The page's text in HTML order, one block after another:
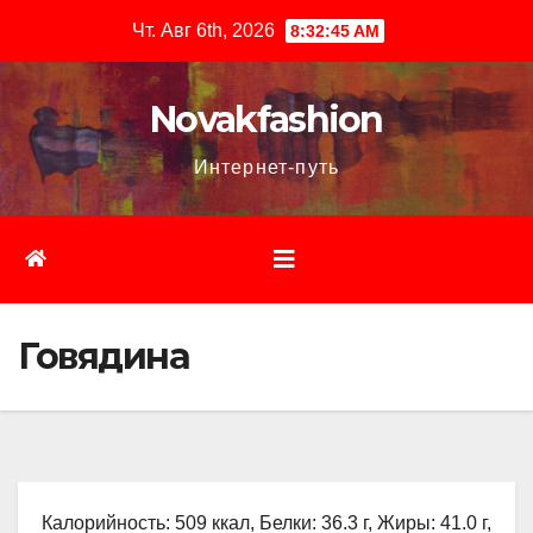
содержимому
Чт. Авг 6th, 2026 8:32:46 AM
Novakfashion
Интернет-путь
Говядина
Калорийность: 509 ккал, Белки: 36.3 г, Жиры: 41.0 г,